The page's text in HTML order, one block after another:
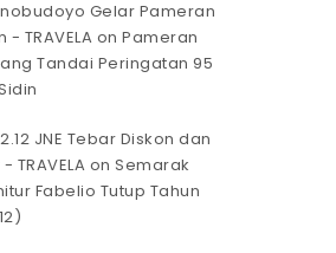
Gelar Pameran
TRAVELA on Pameran
Tandai Peringatan 95
JNE Tebar Diskon dan
TRAVELA on Semarak
Fabelio Tutup Tahun